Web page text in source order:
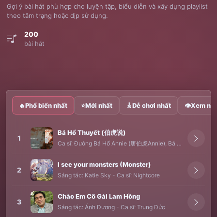
Gợi ý bài hát phù hợp cho luyện tập, biểu diễn và xây dựng playlist
theo tâm trạng hoặc dịp sử dụng.
200
bài hát
🔥Phổ biến nhất ⭐Mới nhất 🎸Dễ chơi nhất 👁Xem
1
Bá Hổ Thuyết (伯虎说)
Ca sĩ:Đường Bá Hổ Annie (唐伯虎Annie), Bá Tước Johnny (伯爵Johnny)
2
I see your monsters (Monster)
Sáng tác: Katie Sky - Ca sĩ: Nightcore
3
Chào Em Cô Gái Lam Hồng
Sáng tác: Ánh Dương - Ca sĩ: Trung Đức